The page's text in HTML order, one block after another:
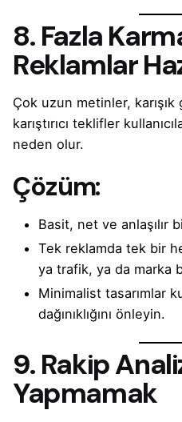
8. Fazla
Reklamlar
Çok uzun metinler,
karıştırıcı teklifler
neden olur.
Çözüm:
Basit, net ve anlaşılır
Tek reklamda tek bir
ya trafik, ya da marka
Minimalist tasarımlar
dağınıklığını önleyin.
9. Rakip
Yapmamak